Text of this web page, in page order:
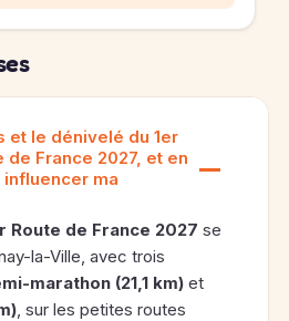
et le dénivelé du 1er
de France 2027, et en
ma
Route de France 2027 se
la-Ville, avec trois
marathon (21,1 km) et
, sur les petites routes